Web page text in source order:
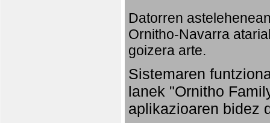
Datorren
Ornitho-Navarra
goizera arte.
Sistemaren
lanek "Ornitho
aplikazioaren bidez